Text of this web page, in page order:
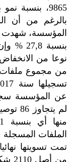
بالرغم من أن
بنسبة
عن المؤسسة
الملفات المسجلة
من